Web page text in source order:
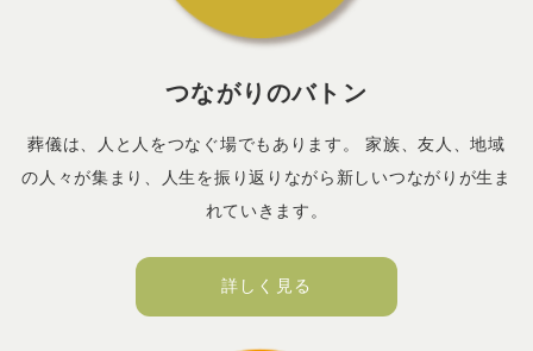
つながりのバトン
葬儀は、人と人をつなぐ場でもあります。 家族、友人、地域
の人々が集まり、人生を振り返りながら新しいつながりが生ま
れていきます。
詳しく見る